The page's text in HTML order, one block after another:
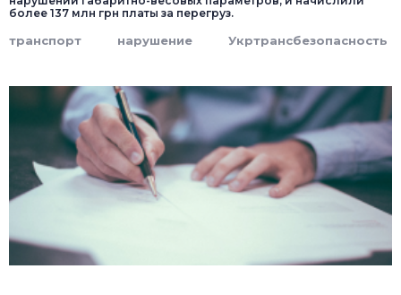
более 137 млн грн платы за перегруз.
транспорт нарушение Укртрансбезопасность